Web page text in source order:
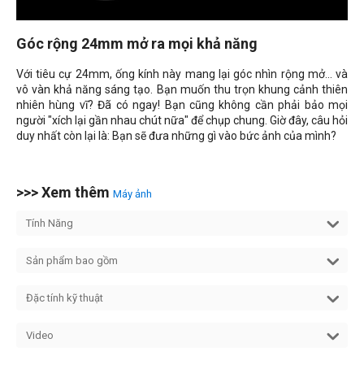
Góc rộng 24mm mở ra mọi khả năng
Với tiêu cự 24mm, ống kính này mang lại góc nhìn rộng mở... và
vô vàn khả năng sáng tạo. Bạn muốn thu trọn khung cảnh thiên
nhiên hùng vĩ? Đã có ngay! Bạn cũng không cần phải bảo mọi
người "xích lại gần nhau chút nữa" để chụp chung. Giờ đây, câu hỏi
duy nhất còn lại là: Bạn sẽ đưa những gì vào bức ảnh của mình?
>>> Xem thêm Máy ảnh
Tính Năng
Sản phẩm bao gồm
Đặc tính kỹ thuật
Video